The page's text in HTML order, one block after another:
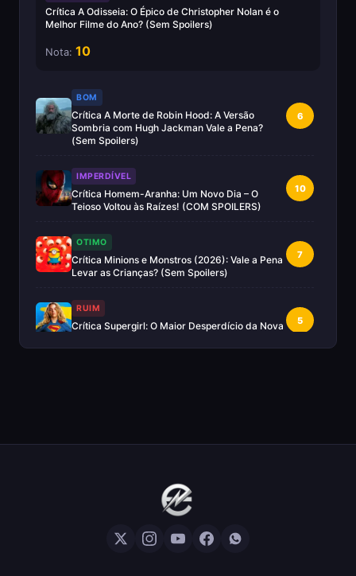
Crítica A Odisseia: O Épico de Christopher Nolan é o
Melhor Filme do Ano? (Sem Spoilers)
Nota: 10
BOM
Crítica A Morte de Robin Hood: A Versão
Sombria com Hugh Jackman Vale a Pena?
(Sem Spoilers)
6
IMPERDÍVEL
Crítica Homem-Aranha: Um Novo Dia – O
Teioso Voltou às Raízes! (COM SPOILERS)
10
OTIMO
Crítica Minions e Monstros (2026): Vale a Pena
Levar as Crianças? (Sem Spoilers)
7
RUIM
Crítica Supergirl: O Maior Desperdício da Nova
5
Crítica O Mandaloriano e Grogu: A Aventura
Perfeita de Star Wars? — Sem Spoilers